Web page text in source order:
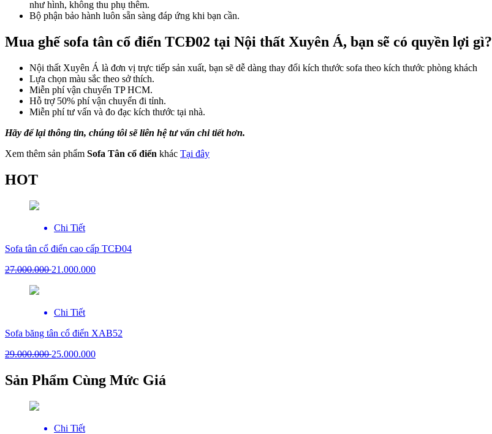
như hình, không thu phụ thêm.
Bộ phận bảo hành luôn sẵn sàng đáp ứng khi bạn cần.
Mua ghế sofa tân cổ điển TCĐ02 tại Nội thất Xuyên Á, bạn sẽ có quyền lợi gì?
Nội thất Xuyên Á là đơn vị trực tiếp sản xuất, bạn sẽ dễ dàng thay đổi kích thước sofa theo kích thước phòng khách
Lựa chọn màu sắc theo sở thích.
Miễn phí vận chuyển TP HCM.
Hỗ trợ 50% phí vận chuyển đi tỉnh.
Miễn phí tư vấn và đo đạc kích thước tại nhà.
Hãy để lại thông tin, chúng tôi sẽ liên hệ tư vấn chi tiết hơn.
Xem thêm sản phẩm Sofa Tân cổ điển khác Tại đây
HOT
Chi Tiết
Sofa tân cổ điển cao cấp TCĐ04
27.000.00021.000.000
Chi Tiết
Sofa băng tân cổ điển XAB52
29.000.00025.000.000
Sản Phẩm Cùng Mức Giá
Chi Tiết